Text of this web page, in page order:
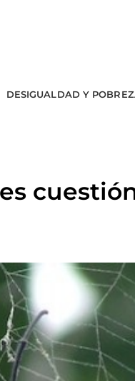
DESIGUALDAD Y